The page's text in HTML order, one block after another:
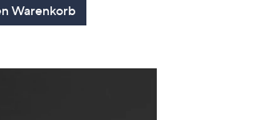
Warenkorb